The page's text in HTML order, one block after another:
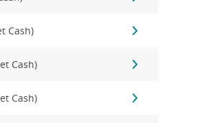
Cash)
Cash)
Cash)